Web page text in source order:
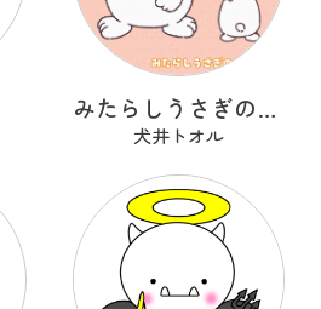
みたらしうさぎのしらたま
犬井トオル